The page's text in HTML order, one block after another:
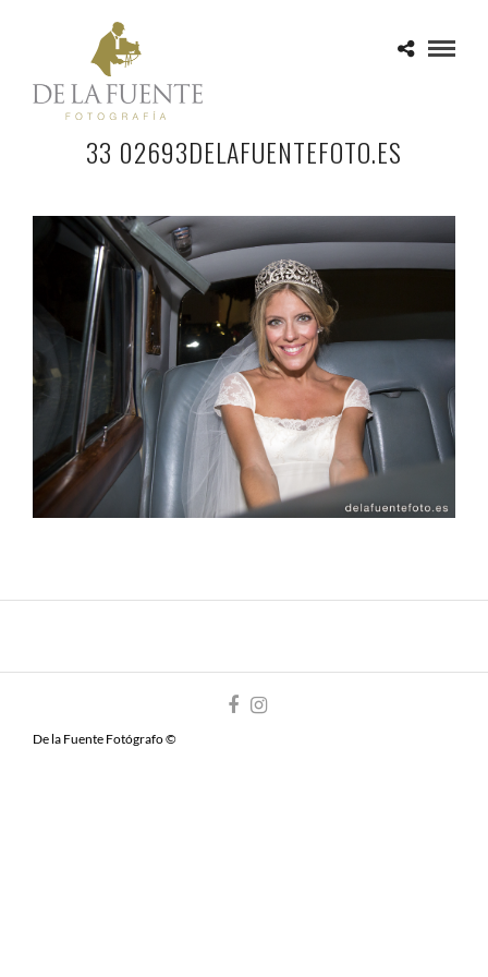
33 02693DELAFUENTEFOTO.ES
De la Fuente Fotógrafo ©